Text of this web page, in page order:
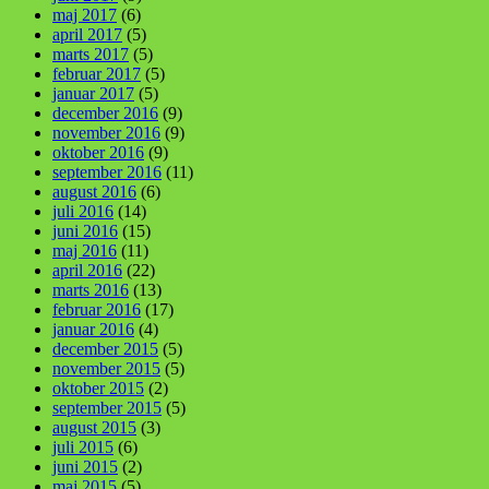
maj 2017 (6)
april 2017 (5)
marts 2017 (5)
februar 2017 (5)
januar 2017 (5)
december 2016 (9)
november 2016 (9)
oktober 2016 (9)
september 2016 (11)
august 2016 (6)
juli 2016 (14)
juni 2016 (15)
maj 2016 (11)
april 2016 (22)
marts 2016 (13)
februar 2016 (17)
januar 2016 (4)
december 2015 (5)
november 2015 (5)
oktober 2015 (2)
september 2015 (5)
august 2015 (3)
juli 2015 (6)
juni 2015 (2)